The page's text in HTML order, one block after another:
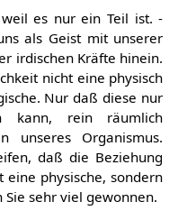
weil es nur ein Teil ist. -
als Geist mit unserer
irdischen Kräfte hinein.
nicht eine physisch
Nur daß diese nur
kann, rein räumlich
unseres Organismus.
daß die Beziehung
eine physische, sondern
sehr viel gewonnen.